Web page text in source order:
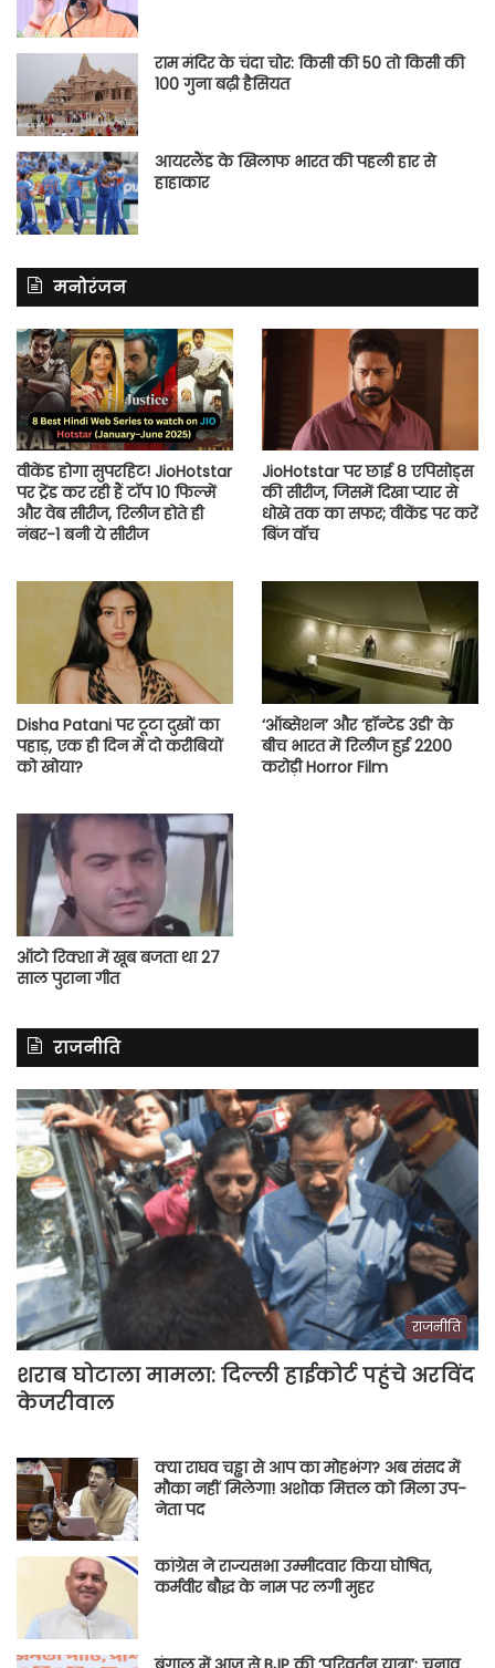
राम मंदिर के चंदा चोर: किसी की 50 तो किसी की
100 गुना बढ़ी हैसियत
आयरलैंड के खिलाफ भारत की पहली हार से
हाहाकार
मनोरंजन
वीकेंड होगा सुपरहिट! JioHotstar
पर ट्रेंड कर रही हैं टॉप 10 फिल्में
और वेब सीरीज, रिलीज होते ही
नंबर-1 बनी ये सीरीज
JioHotstar पर छाई 8 एपिसोड्स
की सीरीज, जिसमें दिखा प्यार से
धोखे तक का सफर; वीकेंड पर करें
बिंज वॉच
Disha Patani पर टूटा दुखों का
पहाड़, एक ही दिन में दो करीबियों
को खोया?
‘ऑब्सेशन’ और ‘हॉन्टेड 3डी’ के
बीच भारत में रिलीज हुई 2200
करोड़ी Horror Film
ऑटो रिक्शा में खूब बजता था 27
साल पुराना गीत
राजनीति
राजनीति
शराब घोटाला मामला: दिल्ली हाईकोर्ट पहुंचे अरविंद
केजरीवाल
क्या राघव चड्ढा से आप का मोहभंग? अब संसद में
मौका नहीं मिलेगा! अशोक मित्तल को मिला उप-
नेता पद
कांग्रेस ने राज्यसभा उम्मीदवार किया घोषित,
कर्मवीर बौद्ध के नाम पर लगी मुहर